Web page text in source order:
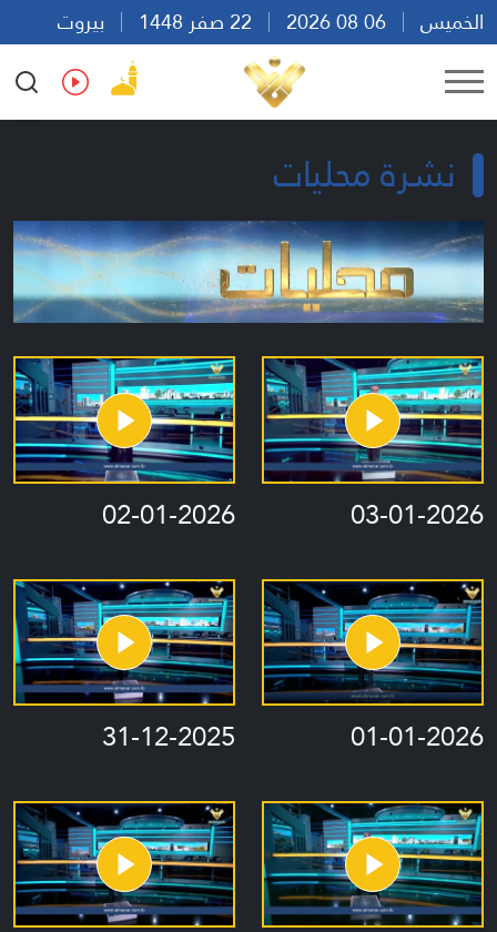
الخميس
بيروت
13:16
Ar En Fr Es
نشرة محليات
03-01-2026
02-01-2026
01-01-2026
31-12-2025